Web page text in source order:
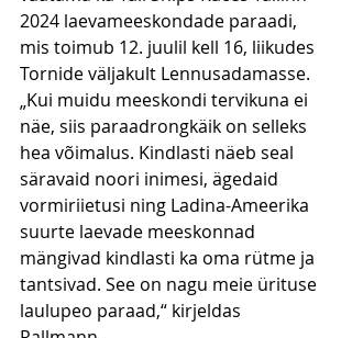
2024 laevameeskondade paraadi,
mis toimub 12. juulil kell 16, liikudes
Tornide väljakult Lennusadamasse.
„Kui muidu meeskondi tervikuna ei
näe, siis paraadrongkäik on selleks
hea võimalus. Kindlasti näeb seal
säravaid noori inimesi, ägedaid
vormiriietusi ning Ladina-Ameerika
suurte laevade meeskonnad
mängivad kindlasti ka oma rütme ja
tantsivad. See on nagu meie ürituse
laulupeo paraad,“ kirjeldas